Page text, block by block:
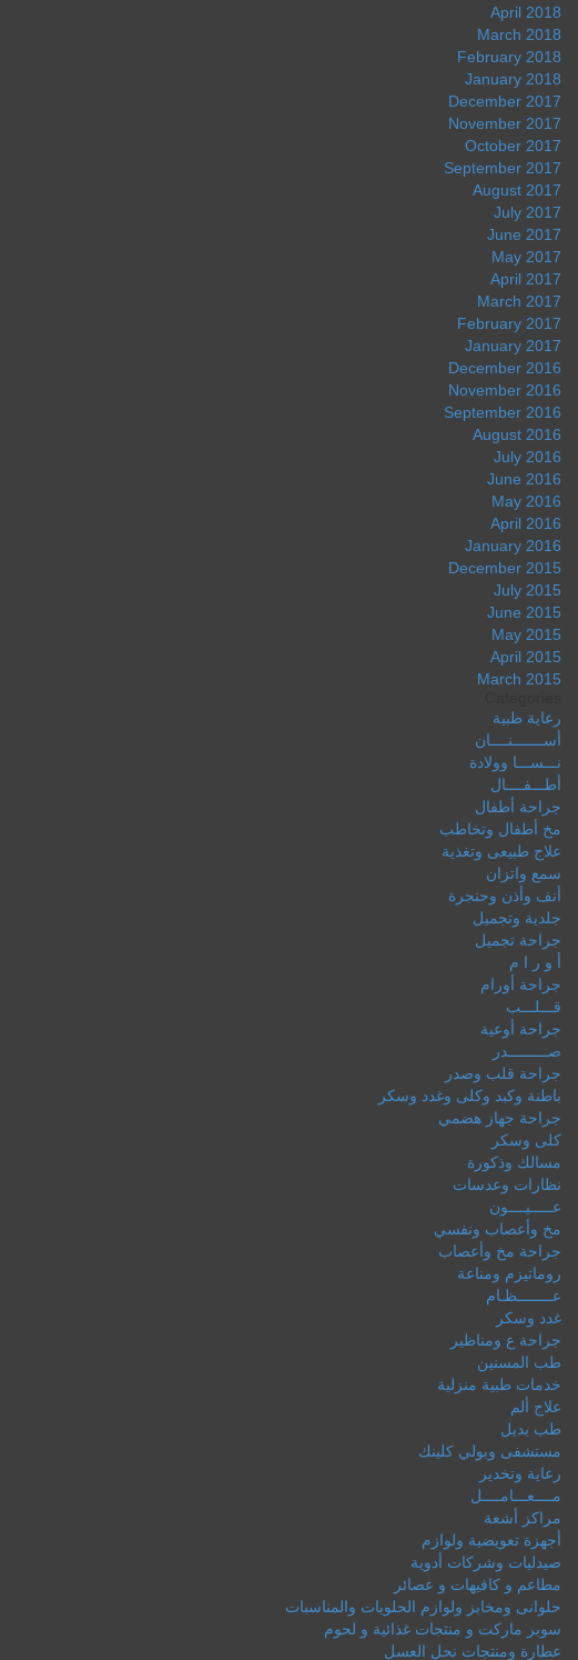
April 2018
March 2018
February 2018
January 2018
December 2017
November 2017
October 2017
September 2017
August 2017
July 2017
June 2017
May 2017
April 2017
March 2017
February 2017
January 2017
December 2016
November 2016
September 2016
August 2016
July 2016
June 2016
May 2016
April 2016
January 2016
December 2015
July 2015
June 2015
May 2015
April 2015
March 2015
رعاية طبية
أســـــــنــــان
نـــســـا وولادة
أطـــفــــال
جراحة أطفال
مخ أطفال وتخاطب
علاج طبيعى وتغذية
سمع واتزان
أنف وأذن وحنجرة
جلدية وتجميل
جراحة تجميل
أ و ر ا م
جراحة أورام
قـــلـــب
جراحة أوعية
صـــــــــدر
جراحة قلب وصدر
باطنة وكبد وكلى وغدد وسكر
جراحة جهاز هضمي
كلى وسكر
مسالك وذكورة
نظارات وعدسات
عـــــيــــون
مخ وأعصاب ونفسي
جراحة مخ وأعصاب
روماتيزم ومناعة
عــــــــظـام
غدد وسكر
جراحة ع ومناظير
طب المسنين
خدمات طبية منزلية
علاج ألم
طب بديل
مستشفى وبولي كلينك
رعاية وتخدير
مــــعـــامــــل
مراكز أشعة
أجهزة تعويضية ولوازم
صيدليات وشركات أدوية
مطاعم و كافيهات و عصائر
حلوانى ومخابز ولوازم الحلويات والمناسبات
سوبر ماركت و منتجات غذائية و لحوم
عطارة ومنتجات نحل العسل